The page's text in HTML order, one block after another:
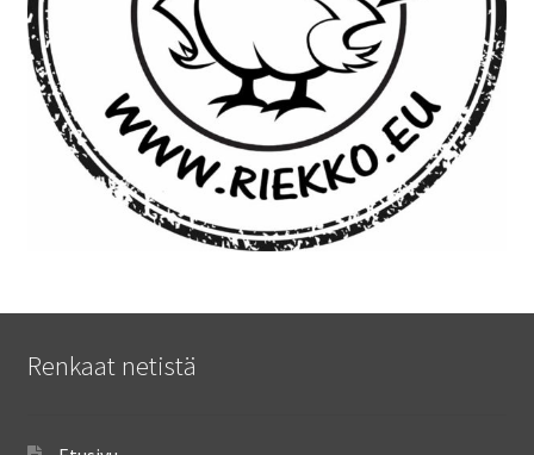
Renkaat netistä